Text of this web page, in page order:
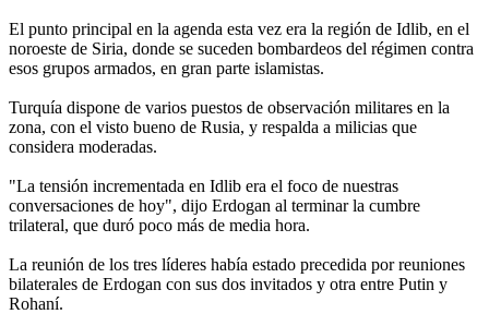
El punto principal en la agenda esta vez era la región de Idlib, en el
noroeste de Siria, donde se suceden bombardeos del régimen contra
esos grupos armados, en gran parte islamistas.
Turquía dispone de varios puestos de observación militares en la
zona, con el visto bueno de Rusia, y respalda a milicias que
considera moderadas.
"La tensión incrementada en Idlib era el foco de nuestras
conversaciones de hoy", dijo Erdogan al terminar la cumbre
trilateral, que duró poco más de media hora.
La reunión de los tres líderes había estado precedida por reuniones
bilaterales de Erdogan con sus dos invitados y otra entre Putin y
Rohaní.